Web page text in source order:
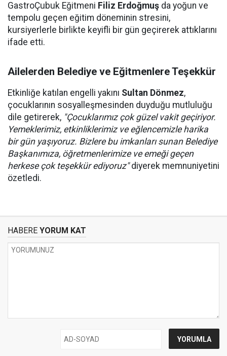
GastroÇubuk Eğitmeni Filiz Erdoğmuş da yoğun ve
tempolu geçen eğitim döneminin stresini,
kursiyerlerle birlikte keyifli bir gün geçirerek attıklarını
ifade etti.
Ailelerden Belediye ve Eğitmenlere Teşekkür
Etkinliğe katılan engelli yakını Sultan Dönmez,
çocuklarının sosyalleşmesinden duyduğu mutluluğu
dile getirerek, "Çocuklarımız çok güzel vakit geçiriyor.
Yemeklerimiz, etkinliklerimiz ve eğlencemizle harika
bir gün yaşıyoruz. Bizlere bu imkanları sunan Belediye
Başkanımıza, öğretmenlerimize ve emeği geçen
herkese çok teşekkür ediyoruz"diyerek memnuniyetini
özetledi.
HABERE YORUM KAT